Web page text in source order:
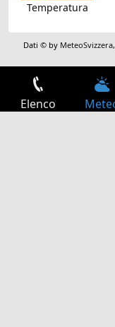
Temperatura
Dati © by MeteoSvizzera
Elenco